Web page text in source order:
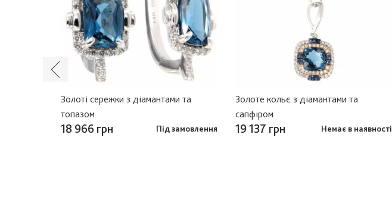
Золоті сережки з діамантами та
топазом
18 966 грн Під замовлення
Золоте кольє з діамантами та
сапфіром
19 137 грн Немає в наявності